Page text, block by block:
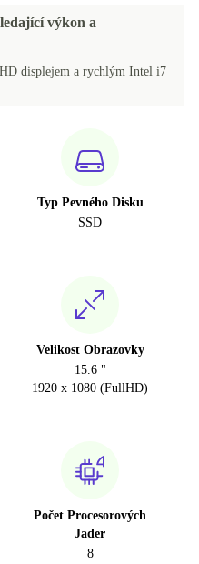
výkon a
displejem a rychlým Intel i7
Typ Pevného Disku
SSD
Velikost Obrazovky
15.6 "
1920 x 1080 (FullHD)
Počet Procesorových
Jader
8